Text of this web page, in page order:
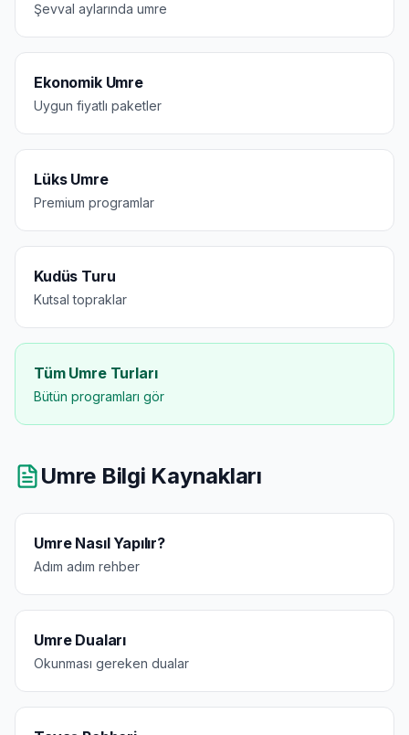
Şevval aylarında umre
Ekonomik Umre
Uygun fiyatlı paketler
Lüks Umre
Premium programlar
Kudüs Turu
Kutsal topraklar
Tüm Umre Turları
Bütün programları gör
Umre Bilgi Kaynakları
Umre Nasıl Yapılır?
Adım adım rehber
Umre Duaları
Okunması gereken dualar